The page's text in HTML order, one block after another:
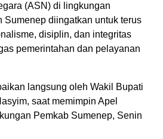
(ASN) di lingkungan
Sumenep diingatkan untuk terus
disiplin, dan integritas
pemerintahan dan pelayanan
langsung oleh Wakil Bupati
saat memimpin Apel
Pemkab Sumenep, Senin